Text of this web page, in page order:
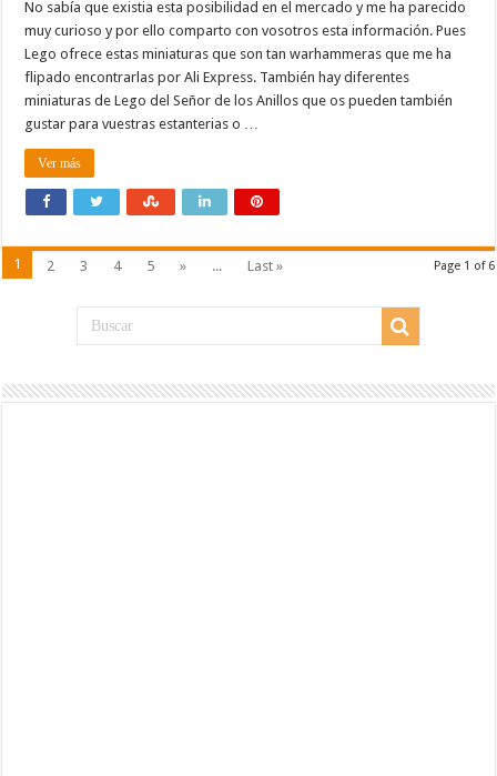
No sabía que existia esta posibilidad en el mercado y me ha parecido
muy curioso y por ello comparto con vosotros esta información. Pues
Lego ofrece estas miniaturas que son tan warhammeras que me ha
flipado encontrarlas por Ali Express. También hay diferentes
miniaturas de Lego del Señor de los Anillos que os pueden también
gustar para vuestras estanterias o …
Ver más
Page 1 of 6
1 2 3 4 5 » ... Last »